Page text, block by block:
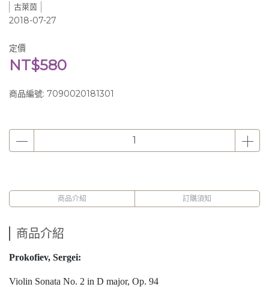
古萊茵
2018-07-27
定價
NT$580
商品編號: 7090020181301
商品介紹 訂購須知
商品介紹
Prokofiev, Sergei:
Violin Sonata No. 2 in D major, Op. 94